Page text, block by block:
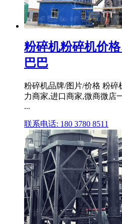
粉碎机粉碎机价
巴巴
粉碎机品牌/图片/价格 粉
力商家,进口商家,微商微店
...
联系电话: 180 3780 8511